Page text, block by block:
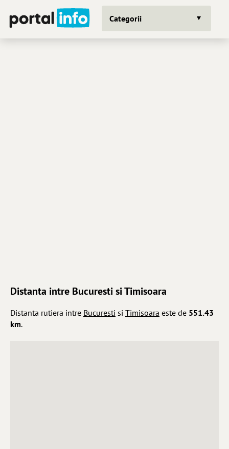
Categorii
Distanta intre Bucuresti si Timisoara
Distanta rutiera intre Bucuresti si Timisoara este de 551.43
km.